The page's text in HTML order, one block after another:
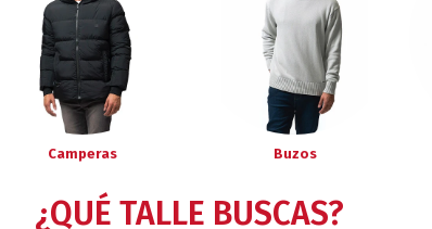
Camperas Buzos
¿QUÉ TALLE BUSCAS?